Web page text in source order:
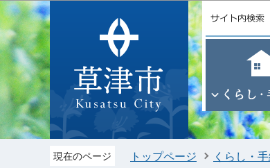
現在のページ トップページ くらし・